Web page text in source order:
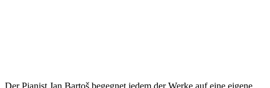
Der Pianist Jan Bartoš begegnet jedem der Werke auf eine eigene